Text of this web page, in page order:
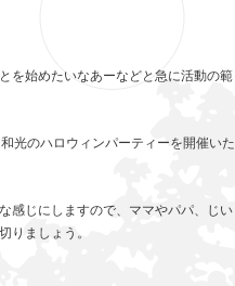
を始めたいなあーなどと急に活動の範
光のハロウィンパーティーを開催いた
感じにしますので、ママやパパ、じい
りましょう。